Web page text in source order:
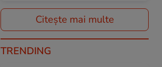
Citește mai multe
TRENDING